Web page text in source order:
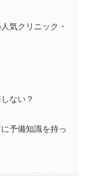
気クリニック・
ない？
予備知識を持っ